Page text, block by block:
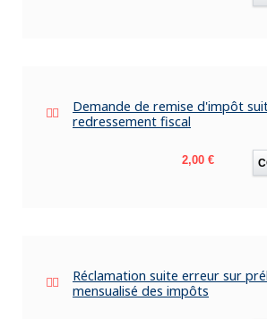
Demande de remise d'impôt
redressement fiscal
Prix
2,00 €
Réclamation suite erreur sur
mensualisé des impôts